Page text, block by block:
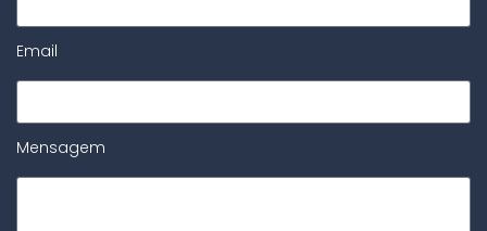
Email
Mensagem